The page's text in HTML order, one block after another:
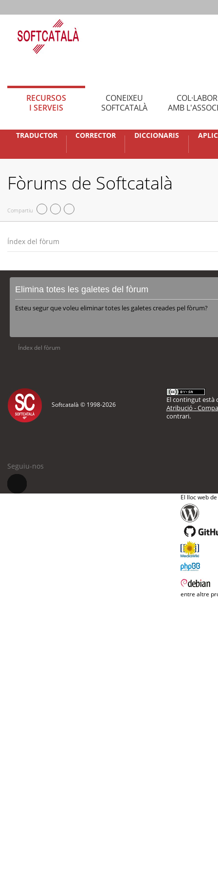
RECURSOS
I SERVEIS
CONEIXEU
SOFTCATALÀ
AMB
TRADUCTOR CORRECTOR DICCIONARIS
Fòrums de Softcatalà
Compartiu
Índex del fòrum
Elimina totes les galetes del fòrum
Esteu segur que voleu eliminar totes les galetes creades pel fòrum?
Índex del fòrum
Softcatalà © 1998-2026
El contingut està
Atribució -
contrari.
Seguiu-nos
El lloc web
entre altre